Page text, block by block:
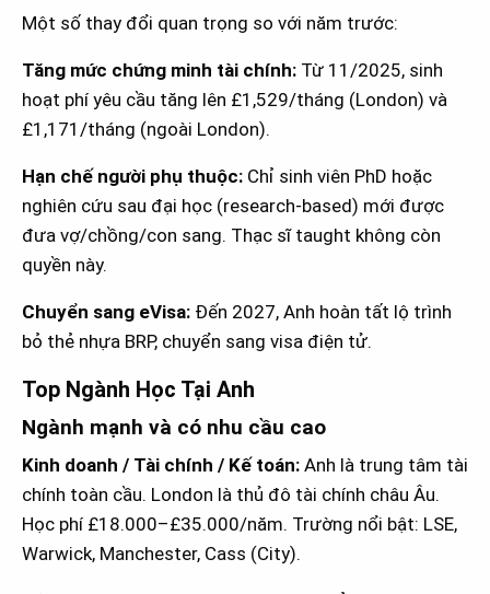
Một số thay đổi quan trọng so với năm trước:
Tăng mức chứng minh tài chính: Từ 11/2025, sinh
hoạt phí yêu cầu tăng lên £1,529/tháng (London) và
£1,171/tháng (ngoài London).
Hạn chế người phụ thuộc: Chỉ sinh viên PhD hoặc
nghiên cứu sau đại học (research-based) mới được
đưa vợ/chồng/con sang. Thạc sĩ taught không còn
quyền này.
Chuyển sang eVisa: Đến 2027, Anh hoàn tất lộ trình
bỏ thẻ nhựa BRP, chuyển sang visa điện tử.
Top Ngành Học Tại Anh
Ngành mạnh và có nhu cầu cao
Kinh doanh / Tài chính / Kế toán: Anh là trung tâm tài
chính toàn cầu. London là thủ đô tài chính châu Âu.
Học phí £18.000–£35.000/năm. Trường nổi bật: LSE,
Warwick, Manchester, Cass (City).